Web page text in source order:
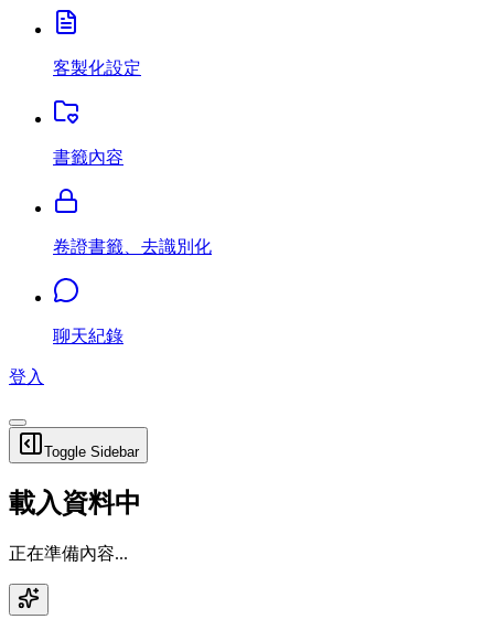
客製化設定
書籤內容
卷證書籤、去識別化
聊天紀錄
登入
Toggle Sidebar
載入資料中
正在準備內容...